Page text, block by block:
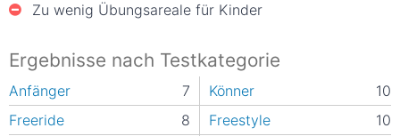
Zu wenig Übungsareale für Kinder
Ergebnisse nach Testkategorie
Anfänger 7 Könner
10
Freeride
8 Freestyle
10